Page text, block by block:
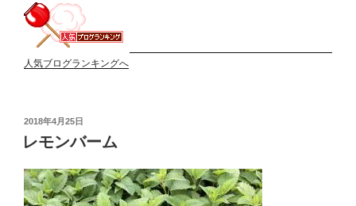
人気ブログランキングへ
投
稿
日:
2018年4月25日
レモンバーム